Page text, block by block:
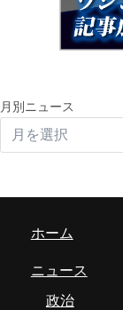
月別ニュース
ホーム
ニュース
政治